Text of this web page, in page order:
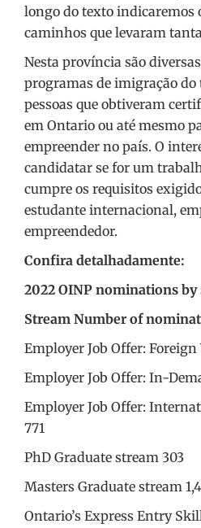
longo do texto indicaremos
caminhos que levaram
Nesta província são
programas de imigração do
pessoas que obtiveram
em Ontario ou até mesmo
empreender no país. O
candidatar se for um
cumpre os requisitos
estudante internacional,
empreendedor.
Confira detalhadamente:
2022 OINP nominations by
Stream Number of
Employer Job Offer:
Employer Job Offer: In-
Employer Job Offer:
771
PhD Graduate stream 303
Masters Graduate stream
Ontario’s Express Entry